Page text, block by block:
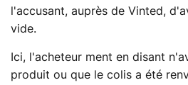
l'accusant, auprès de Vinted,
vide.
Ici, l'acheteur ment en disant
produit ou que le colis a été